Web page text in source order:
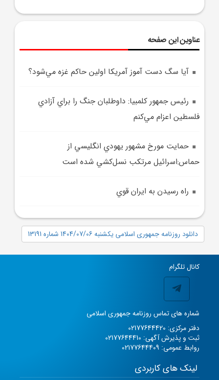
عناوین این صفحه
آيا سگ دست آموز آمريکا اولين حاکم غزه مي‌شود؟
رئيس جمهور کلمبيا: داوطلبان جنگ را براي آزادي
فلسطين اعزام مي‌کنم
حمايت مورخ مشهور يهودي انگليسي از
حماس:اسرائيل مرتکب نسل‌کشي شده است
راه رسيدن به ايران قوي
دانلود روزنامه جمهوری اسلامی یکشنبه 1404/07/06 شماره 13191
کانال تلگرام
شماره های تماس روزنامه جمهوری اسلامی
دفتر مرکزی: 02177644420
ثبت و پذیرش آگهی: 02177644410
روابط عمومی: 02177644409
لینک های کاربردی